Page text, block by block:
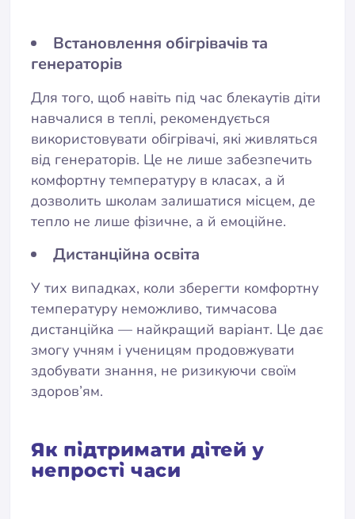
Встановлення обігрівачів та
генераторів
Для того, щоб навіть під час блекаутів діти
навчалися в теплі, рекомендується
використовувати обігрівачі, які живляться
від генераторів. Це не лише забезпечить
комфортну температуру в класах, а й
дозволить школам залишатися місцем, де
тепло не лише фізичне, а й емоційне.
Дистанційна освіта
У тих випадках, коли зберегти комфортну
температуру неможливо, тимчасова
дистанційка — найкращий варіант. Це дає
змогу учням і ученицям продовжувати
здобувати знання, не ризикуючи своїм
здоров’ям.
Як підтримати дітей у
непрості часи